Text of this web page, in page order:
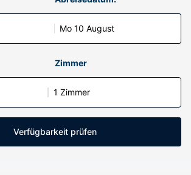
Mo 10 August
Zimmer
1 Zimmer
Verfügbarkeit prüfen